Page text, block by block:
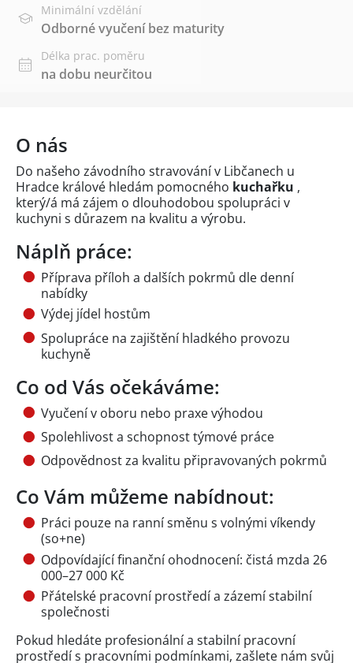
Minimální vzdělání
Odborné vyučení bez maturity
Délka prac. poměru
na dobu neurčitou
O nás
Do našeho závodního stravování v Libčanech u
Hradce králové hledám pomocného kuchařku ,
který/á má zájem o dlouhodobou spolupráci v
kuchyni s důrazem na kvalitu a výrobu.
Náplň práce:
Příprava příloh a dalších pokrmů dle denní
nabídky
Výdej jídel hostům
Spolupráce na zajištění hladkého provozu
kuchyně
Co od Vás očekáváme:
Vyučení v oboru nebo praxe výhodou
Spolehlivost a schopnost týmové práce
Odpovědnost za kvalitu připravovaných pokrmů
Co Vám můžeme nabídnout:
Práci pouze na ranní směnu s volnými víkendy
(so+ne)
Odpovídající finanční ohodnocení: čistá mzda 26
000–27 000 Kč
Přátelské pracovní prostředí a zázemí stabilní
společnosti
Pokud hledáte profesionální a stabilní pracovní
prostředí s pracovními podmínkami, zašlete nám svůj